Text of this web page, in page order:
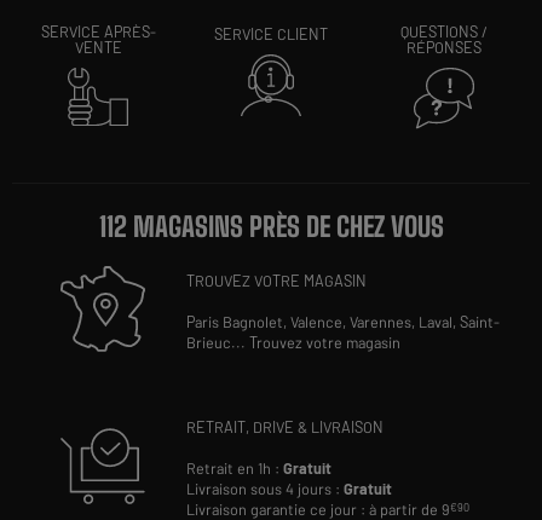
SERVICE APRÈS-
VENTE
SERVICE CLIENT
QUESTIONS /
RÉPONSES
112 MAGASINS PRÈS DE CHEZ VOUS
TROUVEZ VOTRE MAGASIN
Paris Bagnolet,Valence,Varennes, Laval,Saint-
Brieuc...Trouvez votre magasin
RETRAIT, DRIVE & LIVRAISON
Retrait en 1h :Gratuit
Livraison sous 4 jours :Gratuit
Livraison garantie ce jour : à partir de 9€90